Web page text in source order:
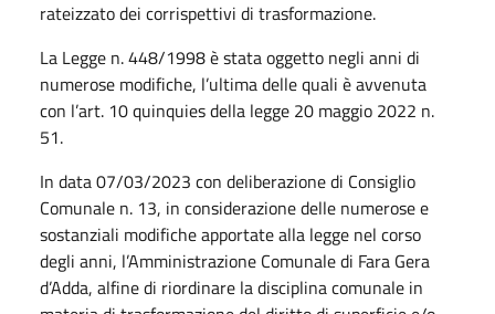
rateizzato dei corrispettivi di trasformazione.
La Legge n. 448/1998 è stata oggetto negli anni di
numerose modifiche, l’ultima delle quali è avvenuta
con l’art. 10 quinquies della legge 20 maggio 2022 n.
51.
In data 07/03/2023 con deliberazione di Consiglio
Comunale n. 13, in considerazione delle numerose e
sostanziali modifiche apportate alla legge nel corso
degli anni, l’Amministrazione Comunale di Fara Gera
d’Adda, alfine di riordinare la disciplina comunale in